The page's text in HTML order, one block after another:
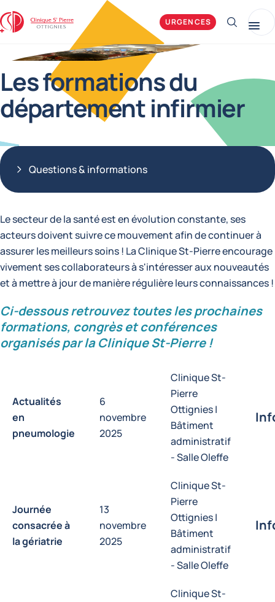
Clinique Saint-Pierre Ottignies URGENCES Afficher
Les formations du
département infirmier
Questions & informations
Le secteur de la santé est en évolution constante, ses
acteurs doivent suivre ce mouvement afin de continuer à
assurer les meilleurs soins ! La Clinique St-Pierre encourage
vivement ses collaborateurs à s'intéresser aux nouveautés
et à mettre à jour de manière régulière leurs connaissances !
Ci-dessous retrouvez toutes les prochaines
formations, congrès et conférences
organisés par la Clinique St-Pierre !
Actualités
en
pneumologie
6
novembre
2025
Clinique St-
Pierre
Ottignies |
Bâtiment
administratif
- Salle Oleffe
Journée
consacrée à
la gériatrie
13
novembre
2025
Clinique St-
Pierre
Ottignies |
Bâtiment
administratif
- Salle Oleffe
Clinique St-